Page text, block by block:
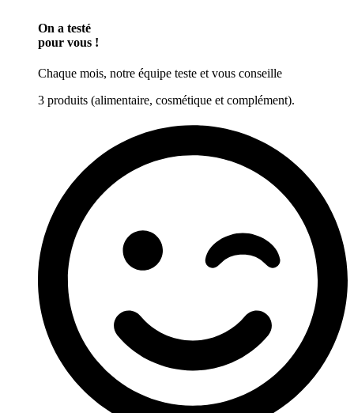
On a testé
pour vous !
Chaque mois, notre équipe teste et vous conseille
3 produits (alimentaire, cosmétique et complément).